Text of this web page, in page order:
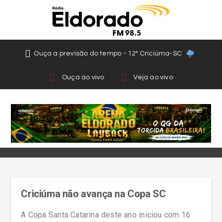
Ouça a previsão do tempo - 12º Criciúma-SC
Ouça ao vivo Veja ao vivo
Criciúma não avança na Copa SC
A Copa Santa Catarina deste ano iniciou com 16